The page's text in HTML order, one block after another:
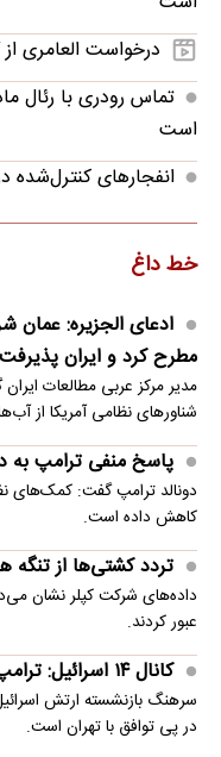
درخواست العامری
تماس رودری با رئال
است
انفجارهای کنترل‌شده
خط داغ
ادعای الجزیره: عمان
مطرح کرد و ایران پذیرفت
مدیر مرکز عربی مطالعات
شناورهای نظامی آمریکا از
پاسخ منفی ترامپ به
دونالد ترامپ گفت: کمک‌های
کاهش داده است.
تردد کشتی‌ها از تنگه
داده‌های شرکت کپلر نشان
عبور کردند.
کانال ۱۴ اسرائیل: ترامپ به سمت توافق با ایران می‌رود
سرهنگ بازنشسته ارتش
در پی توافق با تهران است.